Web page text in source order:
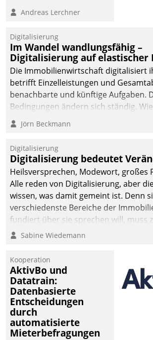
Softwareentwicklungshaus
Andreas Lerchner
Digitalisierung
Im Wandel wandlungsfähig –
Digitalisierung auf elastischer
Die Immobilienwirtschaft digitalisiert
betrifft Einzelleistungen und
benachbarte und künftige Aufgaben.
Bedingungen ändern sich ständig.
technisch die Kontrolle wahren und
fürs Wachsen öffnen?
Jörn Beckmann
Digitalisierung
Digitalisierung bedeutet
Heilsversprechen, Modewort, großes
Alle reden von Digitalisierung, aber
wissen, was damit gemeint ist. Denn
verschiedenste Bereiche der
fundiert über sie sprechen will, muss
klären. Ein Aspekt ist die betriebliche
Einsparungen durch optimierte und
Prozesse. Doch man darf nicht zu viel
mit der Einführung einer neuen
getan. Die Digitalisierung erfordert
die Bereitschaft, sich zu überprüfen,
und zu verändern.
Sabine Wiedemann
Kooperation
AktivBo und
Datatrain:
Datenbasierte
Entscheidungen
durch
automatisierte
Mieterbefragungen